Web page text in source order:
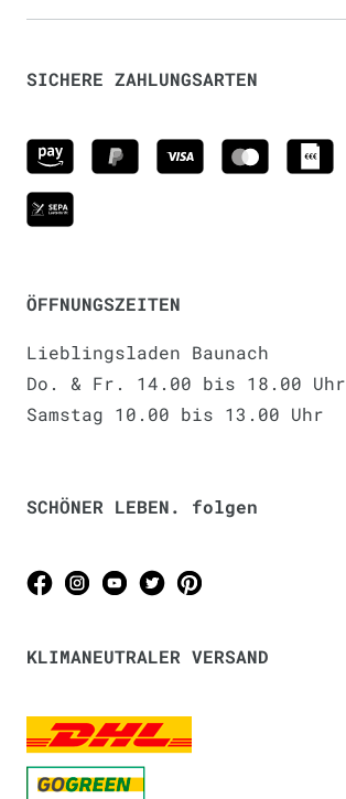
SICHERE ZAHLUNGSARTEN
ÖFFNUNGSZEITEN
Lieblingsladen Baunach
Do. & Fr. 14.00 bis 18.00 Uhr
Samstag 10.00 bis 13.00 Uhr
SCHÖNER LEBEN. folgen
KLIMANEUTRALER VERSAND